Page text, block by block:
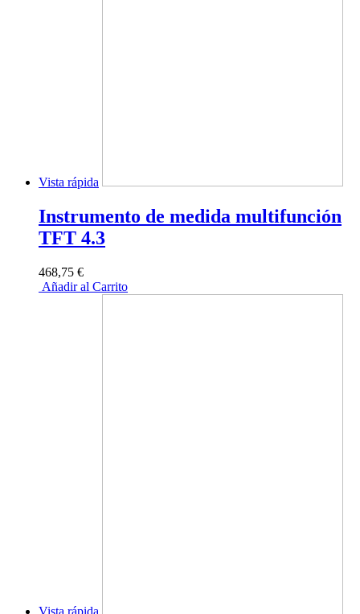
Vista rápida
Instrumento de medida multifunción
TFT 4.3
468,75 €
Añadir al Carrito
Vista rápida